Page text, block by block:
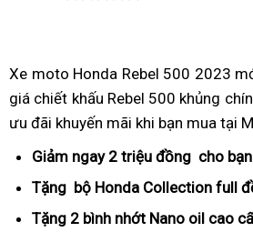
Xe moto Honda Rebel 500 2023
giá
giá chiết khấu Rebel 500 khủng
ưu đãi khuyến mãi chế
độ
hành
ra
khi bạn mua Rebel
500
đang
chiết
tại
Giảm ngaygiá
nhà
2 triệu đồng chiết
khấu
cho
Tặng cổ
điển
bộ Honda Collection
Rebel
full
Tặng hàng
2 bình nhớt Nano oil Rebel
cao